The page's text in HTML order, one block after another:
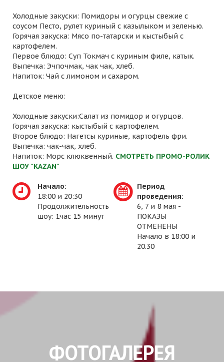
Холодные закуски: Помидоры и огурцы свежие с
соусом Песто, рулет куриный с казылыком и зеленью.
Горячая закуска: Мясо по-татарски и кыстыбый с
картофелем.
Первое блюдо: Суп Токмач с куриным филе, катык.
Выпечка: Эчпочмак, чак чак, хлеб.
Напиток: Чай с лимоном и сахаром.
Детское меню:
Холодные закуски:Салат из помидор и огурцов.
Горячая закуска: кыстыбый с картофелем.
Второе блюдо: Нагетсы куриные, картофель фри.
Выпечка: чак-чак, хлеб.
Напиток: Морс клюквенный. СМОТРЕТЬ ПРОМО-РОЛИК
ШОУ "KAZAN"
Начало:
18:00 и 20:30
Продолжительность
шоу: 1час 15 минут
Период
проведения:
6, 7 и 8 мая -
ПОКАЗЫ
ОТМЕНЕНЫ
Начало в 18:00 и
20.30
ФОТОГАЛЕРЕЯ